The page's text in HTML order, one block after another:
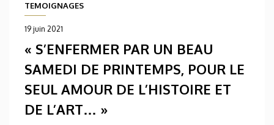
TEMOIGNAGES
19 juin 2021
« S’ENFERMER PAR UN BEAU
SAMEDI DE PRINTEMPS, POUR LE
SEUL AMOUR DE L’HISTOIRE ET
DE L’ART… »